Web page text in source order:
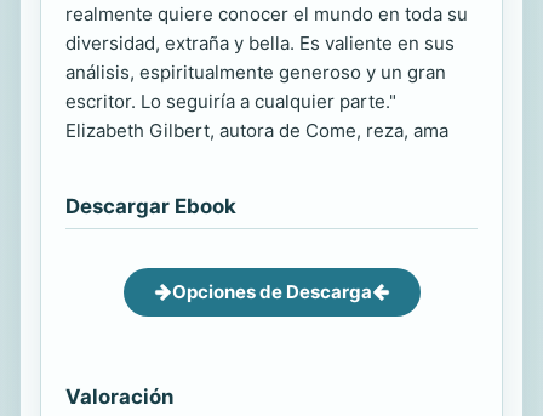
realmente quiere conocer el mundo en toda su
diversidad, extraña y bella. Es valiente en sus
análisis, espiritualmente generoso y un gran
escritor. Lo seguiría a cualquier parte."
Elizabeth Gilbert, autora de Come, reza, ama
Descargar Ebook
Opciones de Descarga
Valoración